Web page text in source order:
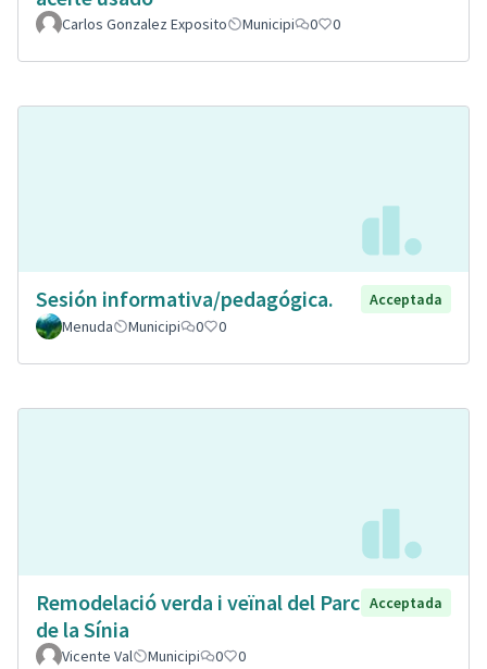
Carlos Gonzalez Exposito Municipi 0 0
Sesión informativa/pedagógica.
Acceptada
Menuda
Municipi 0 0
Remodelació verda i veïnal del Parc
de la Sínia
Acceptada
Vicente Val Municipi 0 0